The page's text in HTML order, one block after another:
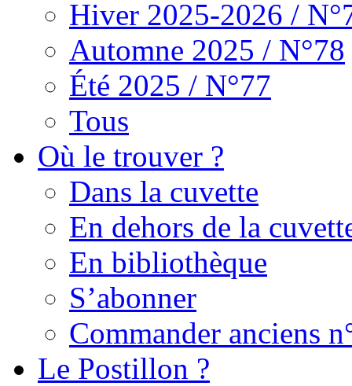
Hiver 2025-2026 /
Automne 2025 / N°78
Été 2025 / N°77
Tous
Où le trouver ?
Dans la cuvette
En dehors de la
En bibliothèque
S’abonner
Commander anciens
Le Postillon ?